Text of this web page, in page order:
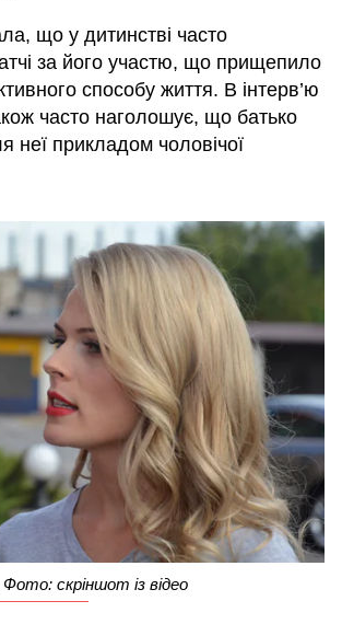
що у дитинстві часто
за його участю, що прищепило
способу життя. В інтерв’ю
часто наголошує, що батько
неї прикладом чоловічої
скріншот із відео